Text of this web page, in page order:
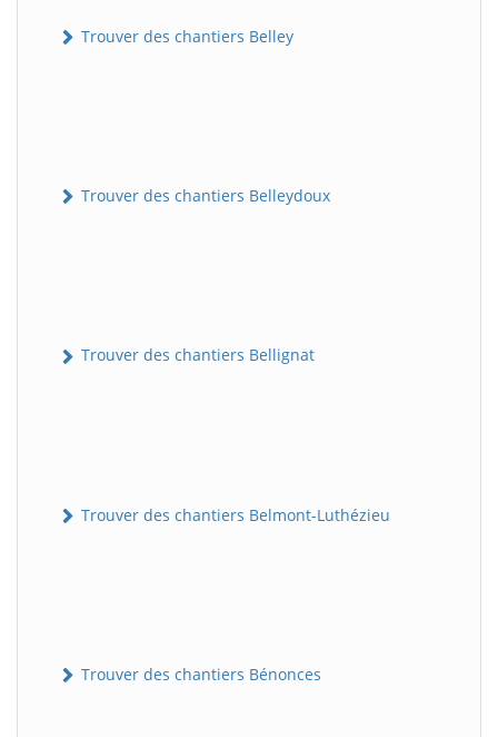
Trouver des chantiers Belley
Trouver des chantiers Belleydoux
Trouver des chantiers Bellignat
Trouver des chantiers Belmont-Luthézieu
Trouver des chantiers Bénonces